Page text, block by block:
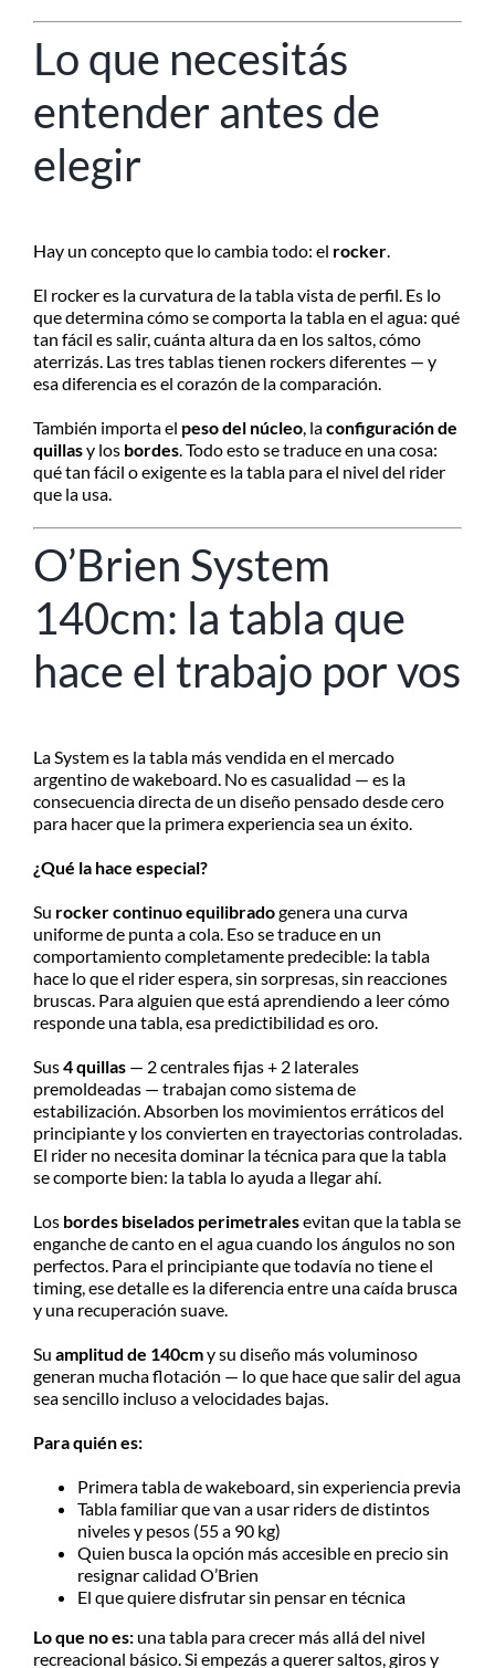
Lo que necesitás
entender antes de
elegir
Hay un concepto que lo cambia todo: el rocker.
El rocker es la curvatura de la tabla vista de perfil. Es lo
que determina cómo se comporta la tabla en el agua: qué
tan fácil es salir, cuánta altura da en los saltos, cómo
aterrizás. Las tres tablas tienen rockers diferentes — y
esa diferencia es el corazón de la comparación.
También importa el peso del núcleo, laconfiguración de
quillasy los bordes. Todo esto se traduce en una cosa:
qué tan fácil o exigente es la tabla para el nivel del rider
que la usa.
O’Brien System
140cm: la tabla que
hace el trabajo por vos
La System es la tabla más vendida en el mercado
argentino de wakeboard. No es casualidad — es la
consecuencia directa de un diseño pensado desde cero
para hacer que la primera experiencia sea un éxito.
¿Qué la hace especial?
Su rocker continuo equilibradogenera una curva
uniforme de punta a cola. Eso se traduce en un
comportamiento completamente predecible: la tabla
hace lo que el rider espera, sin sorpresas, sin reacciones
bruscas. Para alguien que está aprendiendo a leer cómo
responde una tabla, esa predictibilidad es oro.
Sus4 quillas — 2 centrales fijas + 2 laterales
premoldeadas — trabajan como sistema de
estabilización. Absorben los movimientos erráticos del
principiante y los convierten en trayectorias controladas.
El rider no necesita dominar la técnica para que la tabla
se comporte bien: la tabla lo ayuda a llegar ahí.
Los bordes biselados perimetralesevitan que la tabla se
enganche de canto en el agua cuando los ángulos no son
perfectos. Para el principiante que todavía no tiene el
timing, ese detalle es la diferencia entre una caída brusca
y una recuperación suave.
Su amplitud de 140cmy su diseño más voluminoso
generan mucha flotación — lo que hace que salir del agua
sea sencillo incluso a velocidades bajas.
Para quién es:
Primera tabla de wakeboard, sin experiencia previa
Tabla familiar que van a usar riders de distintos
niveles y pesos (55 a 90 kg)
Quien busca la opción más accesible en precio sin
resignar calidad O’Brien
El que quiere disfrutar sin pensar en técnica
Lo que no es: una tabla para crecer más allá del nivel
recreacional básico. Si empezás a querer saltos, giros y